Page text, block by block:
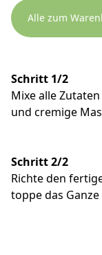
Alle zum
Schritt 1/2
Mixe alle
und cremige
Schritt 2/2
Richte den
toppe das